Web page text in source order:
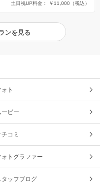
土日祝UP料金： ￥11,000 （税込）
ンを見る
ォト
ービー
チコミ
ォトグラファー
タッフブログ